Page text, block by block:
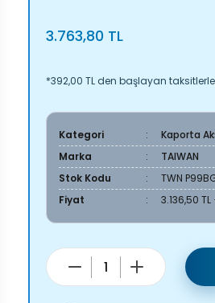
3.763,80 TL
*392,00 TL den başlayan
Kategori
Kaporta
Marka
TAIWAN
Stok Kodu
TWN
Fiyat
3.136,50 TL